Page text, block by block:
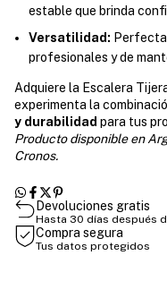
estable que brinda
Versatilidad:
profesionales y de
Adquiere la Escalera
experimenta la
y durabilidad para tus
Producto disponible en
Cronos.
Devoluciones gratis
Hasta 30 días después
Compra segura
Tus datos protegidos